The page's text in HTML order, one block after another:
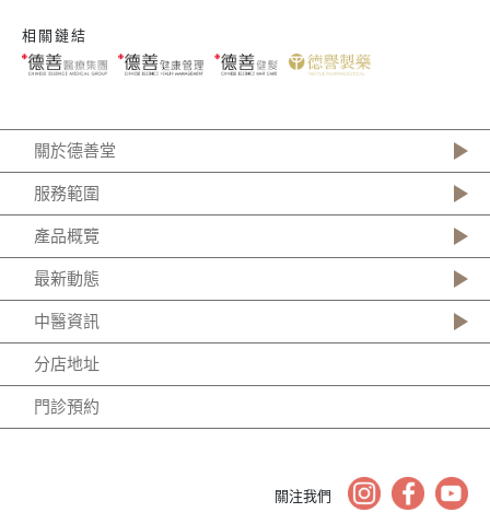
相關鏈結
關於德善堂
服務範圍
產品概覽
最新動態
中醫資訊
分店地址
門診預約
關注我們